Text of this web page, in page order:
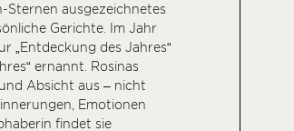
Sternen ausgezeichnetes
Gerichte. Im Jahr
„Entdeckung des Jahres“
ernannt. Rosinas
Absicht aus – nicht
Emotionen
findet sie